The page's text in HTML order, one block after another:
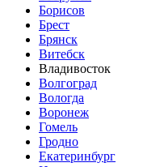
Борисов
Брест
Брянск
Витебск
Владивосток
Волгоград
Вологда
Воронеж
Гомель
Гродно
Екатеринбург